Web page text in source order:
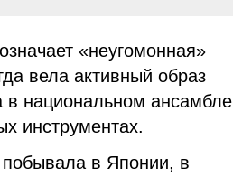
«неугомонная»
вела активный образ
в национальном ансамбле
инструментах.
побывала в Японии, в